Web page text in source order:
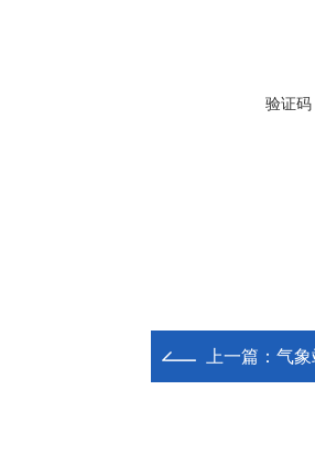
验证码
上一篇： 气